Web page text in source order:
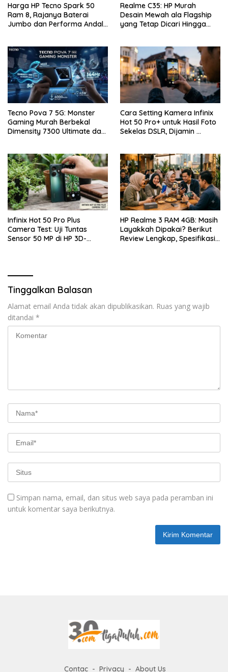
Harga HP Tecno Spark 50
Ram 8, Rajanya Baterai
Jumbo dan Performa Andal
Realme C35: HP Murah
Desain Mewah ala Flagship
yang Tetap Dicari Hingga
Tecno Pova 7 5G: Monster
Gaming Murah Berbekal
Dimensity 7300 Ultimate dan
Cara Setting Kamera Infinix
Hot 50 Pro+ untuk Hasil Foto
Sekelas DSLR, Dijamin …
Infinix Hot 50 Pro Plus
Camera Test: Uji Tuntas
Sensor 50 MP di HP 3D-
HP Realme 3 RAM 4GB: Masih
Layakkah Dipakai? Berikut
Review Lengkap, Spesifikasi,
Tinggalkan Balasan
Alamat email Anda tidak akan dipublikasikan. Ruas yang wajib
ditandai *
Simpan nama, email, dan situs web saya pada peramban ini
untuk komentar saya berikutnya.
Contac Privacy About Us